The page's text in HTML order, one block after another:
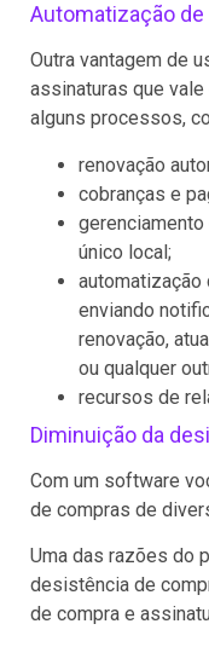
Automatização
Outra vantagem de
assinaturas que
alguns processos,
renovação
cobranças e
único local;
automatização
enviando
renovação,
ou qualquer
recursos de
Diminuição da
Com um software
de compras de
Uma das razões do
desistência de
de compra e